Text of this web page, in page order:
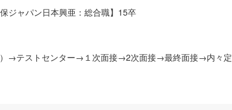
→テストセンター→１次面接→2次面接→最終面接→内々定